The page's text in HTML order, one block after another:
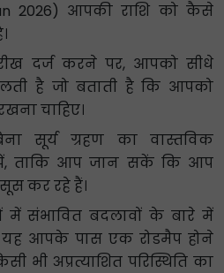
2026) आपकी राशि को कैसे
दर्ज करने पर, आपको सीधे
है जो बताती है कि आपको
चाहिए।
सूर्य ग्रहण का वास्तविक
ताकि आप जान सकें कि आप
कर रहे हैं।
में संभावित बदलावों के बारे में
आपके पास एक रोडमैप होने
भी अप्रत्याशित परिस्थिति का